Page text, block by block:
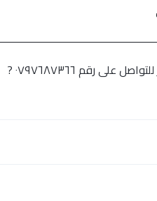
رقم ٠٧٩٧٦٨٧٣٦٦ ?